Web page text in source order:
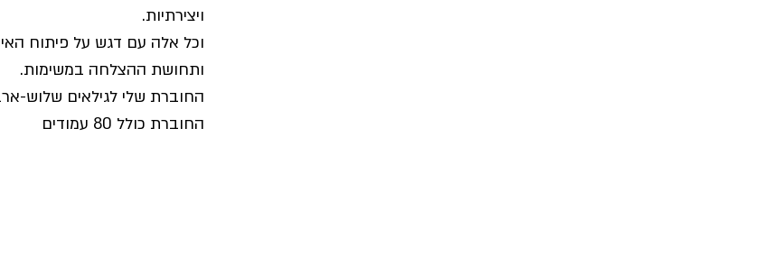
ויצירתיות.
וכל אלה עם דגש על פיתוח
ותחושת ההצלחה במשימות.
החוברת שלי לגילאים שלוש-
החוברת כולל 80 עמודים